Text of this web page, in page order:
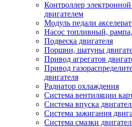
Контроллер
двигателем
Модуль педали
Насос топливный,
Подвеска двигателя
Поршни, шатуны
Привод агрегатов
Привод
двигателя
Радиатор охлаждения
Система вентиляции
Система впуска
Система зажигания
Система смазки